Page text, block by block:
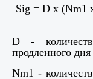
Sig = D x (Nm1
D -
продленного дня
Nm1 -